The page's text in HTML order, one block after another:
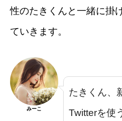
性のたきくんと一緒に掛
ていきます。
みーこ
たきくん、
Twitterを使